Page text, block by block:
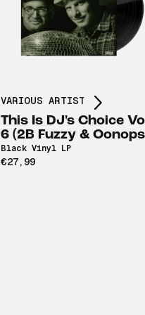
VARIOUS ARTISTS
This Is DJ's Choice
6 (2B Fuzzy &
Black Vinyl LP
€27,99
Scroll right